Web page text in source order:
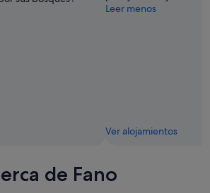
Leer menos
Ver alojamientos
de Fano